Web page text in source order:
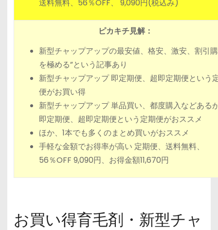
送料無料、56％OFF、 9,090円(税込み)
ピカキチ見解：
新型チャップアップの最安値、格安、激安、割引
を極める”という記事あり
新型チャップアップ 即定期便、超即定期便という
便がお買い得
新型チャップアップ 単品買い、都度購入などある
即定期便、超即定期便という定期便がおススメ
ほか、1本でも多くのまとめ買いがおススメ
手軽な金額でお得率が高い 定期便、送料無料、
56％OFF 9,090円、お得金額11,670円
お買い得育毛剤・新型チャ